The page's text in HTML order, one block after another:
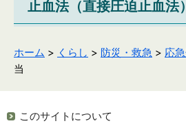
止血法（直接圧迫止血法）
ホーム > くらし > 防災・救急 > 応
当
このサイトについて